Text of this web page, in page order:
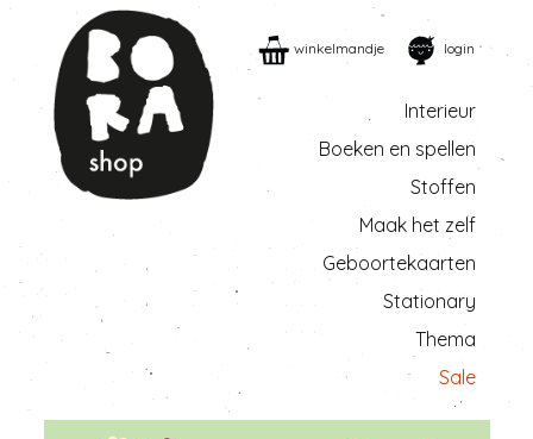
winkelmandje login
Interieur
Boeken en spellen
Stoffen
Maak het zelf
Geboortekaarten
Stationary
Thema
Sale